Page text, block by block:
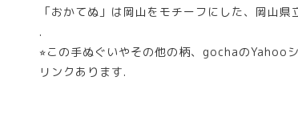
「おかてぬ」は岡山をモチーフにした、岡山
.
⭐︎この手ぬぐいやその他の柄、gochaのYahoo
リンクあります.